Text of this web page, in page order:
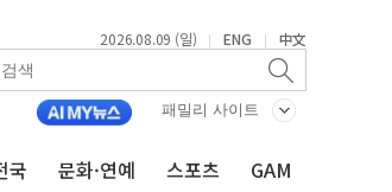
2026.08.09 (일) | ENG | 中文
패밀리 사이트
국 문화·연예 스포츠 GAM